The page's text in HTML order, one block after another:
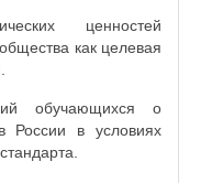
ценностей
как целевая
обучающихся о
России в условиях